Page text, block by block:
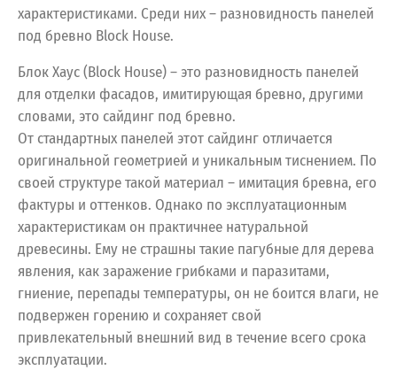
характеристиками. Среди них – разновидность панелей
под бревно Block House.
Блок Хаус (Block House) – это разновидность панелей
для отделки фасадов, имитирующая бревно, другими
словами, это сайдинг под бревно.
От стандартных панелей этот сайдинг отличается
оригинальной геометрией и уникальным тиснением. По
своей структуре такой материал – имитация бревна, его
фактуры и оттенков. Однако по эксплуатационным
характеристикам он практичнее натуральной
древесины. Ему не страшны такие пагубные для дерева
явления, как заражение грибками и паразитами,
гниение, перепады температуры, он не боится влаги, не
подвержен горению и сохраняет свой
привлекательный внешний вид в течение всего срока
эксплуатации.